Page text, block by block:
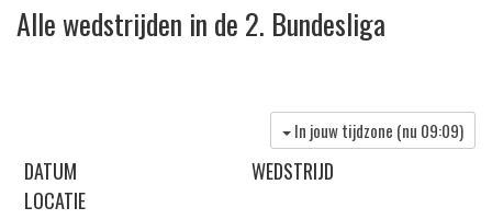
Alle wedstrijden in de 2. Bundesliga
In jouw tijdzone (nu 09:09)
DATUM
WEDSTRIJD
LOCATIE